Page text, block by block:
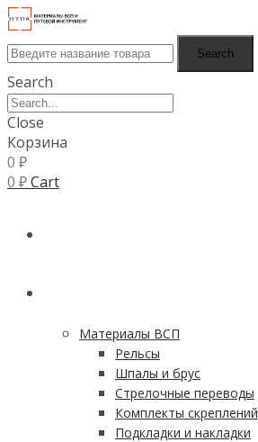
Search
Search
Close
Корзина
0 ₽
0 ₽Cart
Материалы ВСП
Рельсы
Шпалы и брус
Стрелочные переводы
Комплекты скреплений
Подкладки и накладки